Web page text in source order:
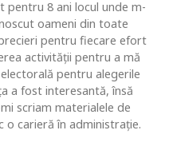
pentru 8 ani locul unde m-
oameni din toate
pentru fiecare efort
activității pentru a mă
pentru alegerile
a fost interesantă, însă
scriam materialele de
o carieră în administrație.